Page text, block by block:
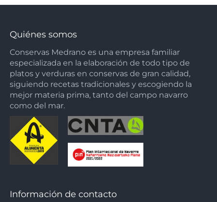
Quiénes somos
Conservas Medrano es una empresa familiar
especializada en la elaboración de todo tipo de
platos y verduras en conservas de gran calidad,
siguiendo recetas tradicionales y escogiendo la
mejor materia prima, tanto del campo navarro
como del mar.
Información de contacto